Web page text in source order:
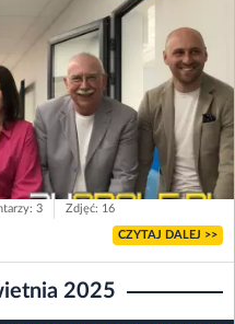
3 Zdjęć: 16
CZYTAJ DALEJ >>
2025